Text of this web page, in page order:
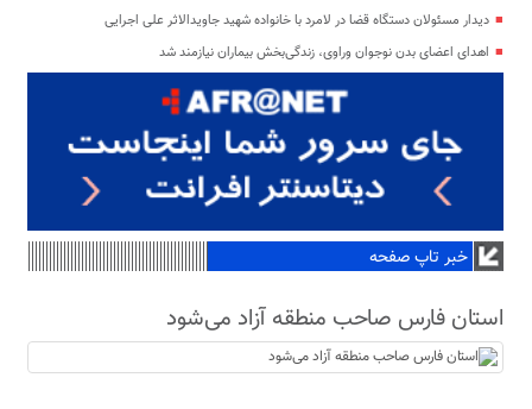
دیدار مسئولان دستگاه قضا در لامرد با خانواده شهید جاویدالاثر علی اجرایی
اهدای اعضای بدن نوجوان وراوی، زندگی‌بخش بیماران نیازمند شد
خبر تاپ صفحه
استان فارس صاحب منطقه آزاد می‌شود